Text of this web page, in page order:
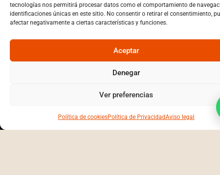
tecnologías nos permitirá procesar datos como el comportamiento de
identificaciones únicas en este sitio. No consentir o retirar el consentimiento,
afectar negativamente a ciertas características y funciones.
Aceptar
Denegar
Ver preferencias
Política de cookiesPolítica de PrivacidadAviso legal
EXPLORA
NUESTRA TIENDA
CONÓNCENOS
PRIVACIDAD
POLÍTICA DE COOKIES